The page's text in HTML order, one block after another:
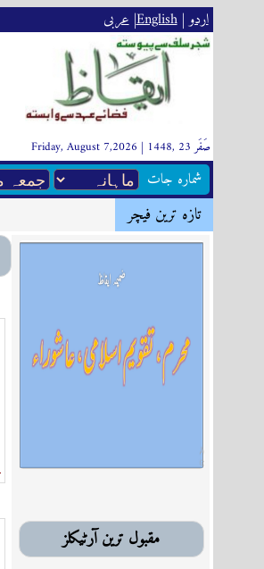
عربى|English|اردو
Friday, August 7,2026 | 1448, صَفَر 23
شماره جات
تازہ ترين فیچر
مقبول ترین آرٹیکلز